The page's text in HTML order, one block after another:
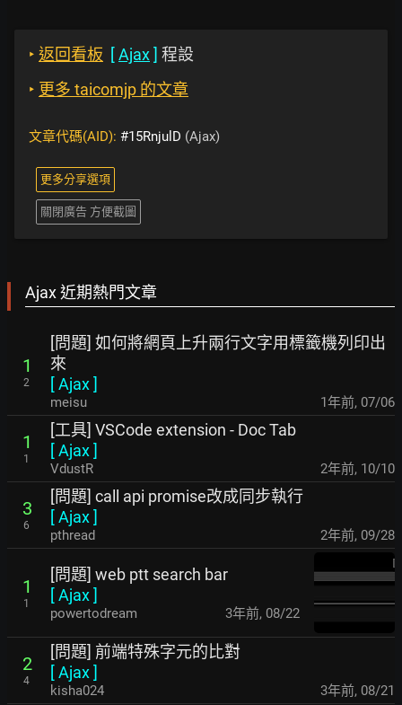
‣ 返回看板 [Ajax] 程設
‣ 更多 taicomjp 的文章
文章代碼(AID): #15RnjulD (Ajax)
更多分享選項
關閉廣告 方便截圖
Ajax 近期熱門文章
1
2
[問題] 如何將網頁上升兩行文字用標籤機列印出
來
[Ajax]
meisu 1年前, 07/06
1
1
[工具] VSCode extension - Doc Tab
[Ajax]
VdustR 2年前, 10/10
3
6
[問題] call api promise改成同步執行
[Ajax]
pthread 2年前, 09/28
1
1
[問題] web ptt search bar
[Ajax]
powertodream 3年前, 08/22
2
4
[問題] 前端特殊字元的比對
[Ajax]
kisha024 3年前, 08/21